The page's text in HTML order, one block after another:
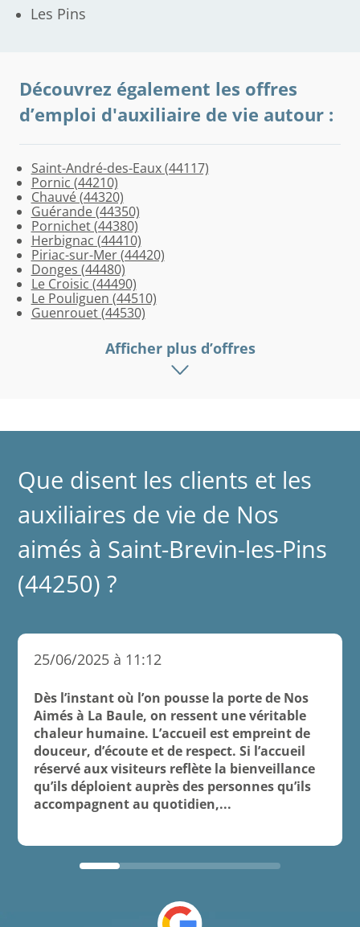
Les Pins
Découvrez également les offres
d’emploi d'auxiliaire de vie autour :
Saint-André-des-Eaux (44117)
Pornic (44210)
Chauvé (44320)
Guérande (44350)
Pornichet (44380)
Herbignac (44410)
Piriac-sur-Mer (44420)
Donges (44480)
Le Croisic (44490)
Le Pouliguen (44510)
Guenrouet (44530)
Saint-
Malo-
de-
Guersac
(44550)
Trignac
(44570)
Saint-
Nazaire
(44600)
Saint-
Joachim
(44720)
Saint-
Michel-
Chef-
Chef
(44730)
Batz-
sur-
Mer
(44740)
La
Bernerie-
en-
Retz
(44760)
Préfailles
(44770)
Missillac
(44780)
Théhillac
(56130)
Pénestin
(56760)
Sainte-
Reine-
de-
Bretagne
(44160)
Corsept
(44560)
Afficher plus d’offres
Que disent les clients et les
auxiliaires de vie de Nos
aimés à Saint-Brevin-les-Pins
(44250) ?
25/06/2025 à 11:12
Dès l’instant où l’on pousse la porte de Nos
Aimés à La Baule, on ressent une véritable
chaleur humaine. L’accueil est empreint de
douceur, d’écoute et de respect. Si l’accueil
réservé aux visiteurs reflète la bienveillance
qu’ils déploient auprès des personnes qu’ils
accompagnent au quotidien,...